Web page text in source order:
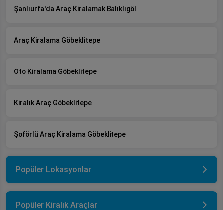
Şanlıurfa'da Araç Kiralamak Balıklıgöl
Araç Kiralama Göbeklitepe
Oto Kiralama Göbeklitepe
Kiralık Araç Göbeklitepe
Şoförlü Araç Kiralama Göbeklitepe
Popüler Lokasyonlar
Popüler Kiralık Araçlar